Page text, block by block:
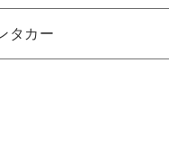
タカー